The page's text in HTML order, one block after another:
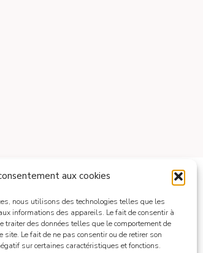
aux cookies
nous utilisons des technologies telles que les
informations des appareils. Le fait de consentir à
traiter des données telles que le comportement de
Le fait de ne pas consentir ou de retirer son
sur certaines caractéristiques et fonctions.